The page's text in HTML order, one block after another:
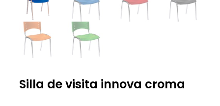
Silla de visita innova croma